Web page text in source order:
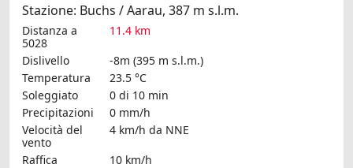
Stazione: Buchs / Aarau, 387 m s.l.m.
Distanza a
5028
11.4 km
Dislivello
-8m (395 m s.l.m.)
Temperatura
23.5 °C
Soleggiato
0 di 10 min
Precipitazioni
0 mm/h
Velocità del
vento
4 km/h da NNE
Raffica
10 km/h